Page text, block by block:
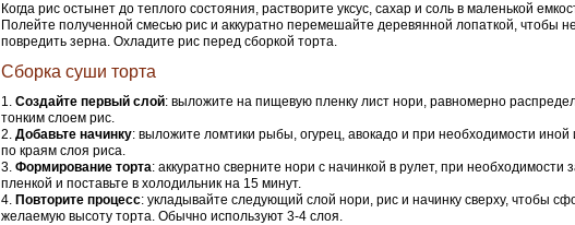
Когда рис остынет до теплого состояния, растворите уксус, сахар и соль в маленькой
Полейте полученной смесью рис и аккуратно перемешайте деревянной лопаткой, чтобы не
повредить зерна. Охладите рис перед сборкой торта.
Сборка суши торта
Создайте первый слой: выложите на пищевую пленку лист нори, равномерно
тонким слоем рис.
Добавьте начинку: выложите ломтики рыбы, огурец, авокадо и при необходимости иной
по краям слоя риса.
Формирование торта: аккуратно сверните нори с начинкой в рулет, при необходимости
пленкой и поставьте в холодильник на 15 минут.
Повторите процесс: укладывайте следующий слой нори, рис и начинку сверху, чтобы
желаемую высоту торта. Обычно используют 3-4 слоя.